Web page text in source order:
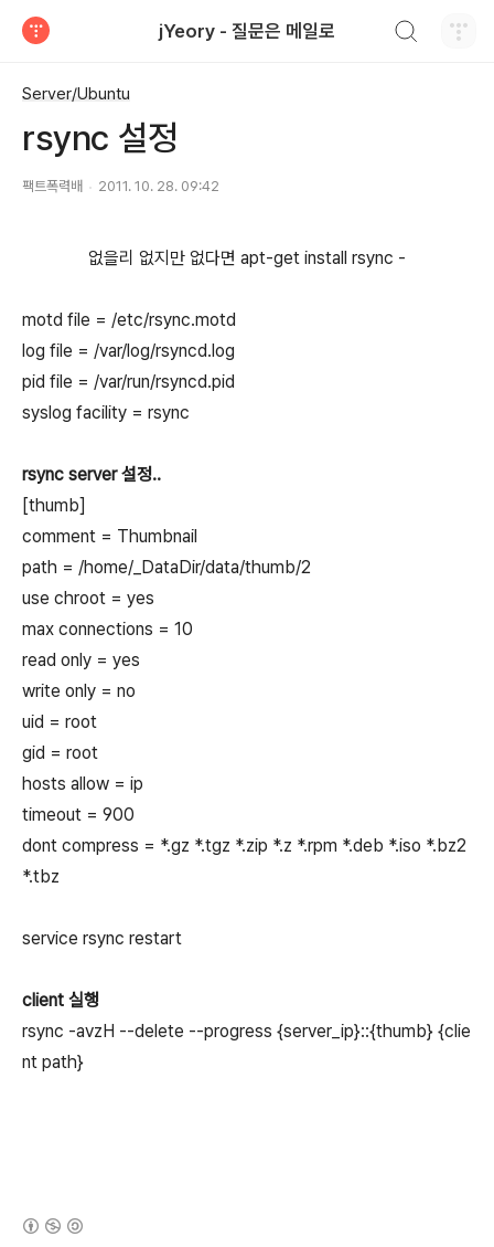
jYeory - 질문은 메일로
Server/Ubuntu
rsync 설정
팩트폭력배 2011. 10. 28. 09:42
없을리 없지만 없다면 apt-get install rsync -
motd file = /etc/rsync.motd
log file = /var/log/rsyncd.log
pid file = /var/run/rsyncd.pid
syslog facility = rsync
rsync server 설정..
[thumb]
comment = Thumbnail
path = /home/_DataDir/data/thumb/2
use chroot = yes
max connections = 10
read only = yes
write only = no
uid = root
gid = root
hosts allow = ip
timeout = 900
dont compress = *.gz *.tgz *.zip *.z *.rpm *.deb *.iso *.bz2
*.tbz
service rsync restart
client 실행
rsync -avzH --delete --progress {server_ip}::{thumb} {clie
nt path}